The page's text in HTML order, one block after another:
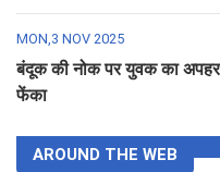
MON,3 NOV 2025
बंदूक की नोक पर युवक का
फेंका
AROUND THE WEB